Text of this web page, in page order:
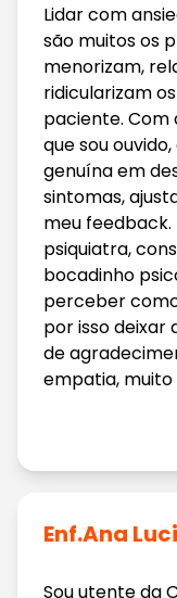
Lidar com
são muitos os
menorizam,
ridicularizam
paciente. Com
que sou
genuína em
sintomas,
meu feedback.
psiquiatra,
bocadinho
perceber
por isso deixar
de
empatia,
Enf.Ana
Sou utente da